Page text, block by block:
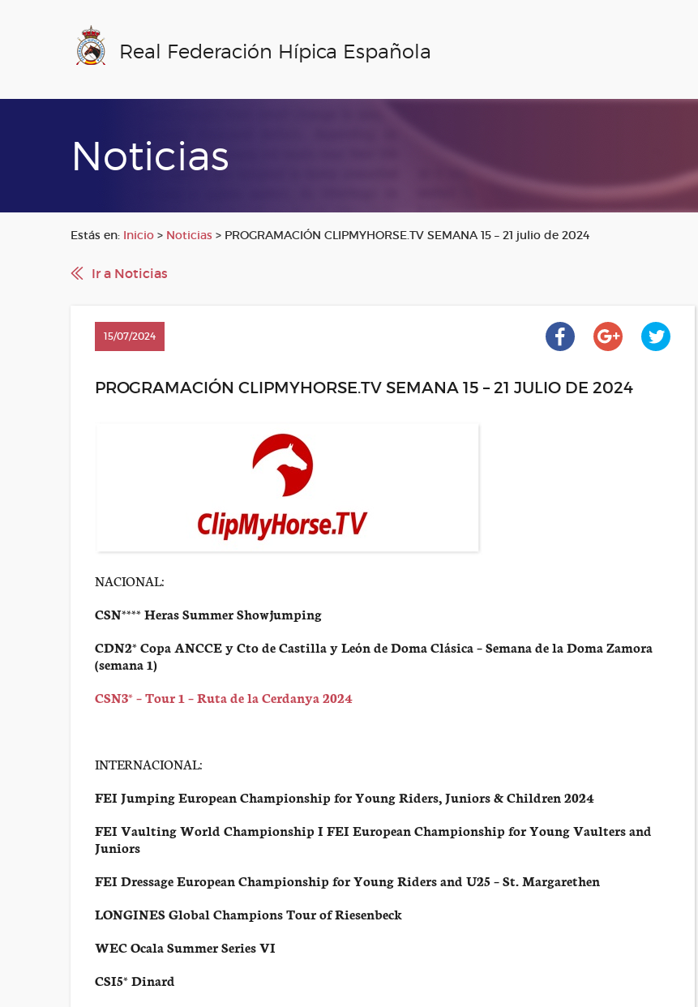
Real Federación Hípica Española
Noticias
Estás en: Inicio > Noticias > PROGRAMACIÓN CLIPMYHORSE.TV SEMANA 15 – 21 julio de 2024
Ir a Noticias
15/07/2024
PROGRAMACIÓN CLIPMYHORSE.TV SEMANA 15 – 21 JULIO DE 2024
NACIONAL:
CSN**** Heras Summer Showjumping
CDN2* Copa ANCCE y Cto de Castilla y León de Doma Clásica – Semana de la Doma Zamora
(semana 1)
CSN3* – Tour 1 – Ruta de la Cerdanya 2024
INTERNACIONAL:
FEI Jumping European Championship for Young Riders, Juniors & Children 2024
FEI Vaulting World Championship I FEI European Championship for Young Vaulters and
Juniors
FEI Dressage European Championship for Young Riders and U25 – St. Margarethen
LONGINES Global Champions Tour of Riesenbeck
WEC Ocala Summer Series VI
CSI5* Dinard